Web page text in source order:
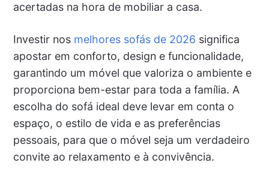
acertadas na hora de mobiliar a casa.
Investir nos melhores sofás de 2026 significa
apostar em conforto, design e funcionalidade,
garantindo um móvel que valoriza o ambiente e
proporciona bem-estar para toda a família. A
escolha do sofá ideal deve levar em conta o
espaço, o estilo de vida e as preferências
pessoais, para que o móvel seja um verdadeiro
convite ao relaxamento e à convivência.